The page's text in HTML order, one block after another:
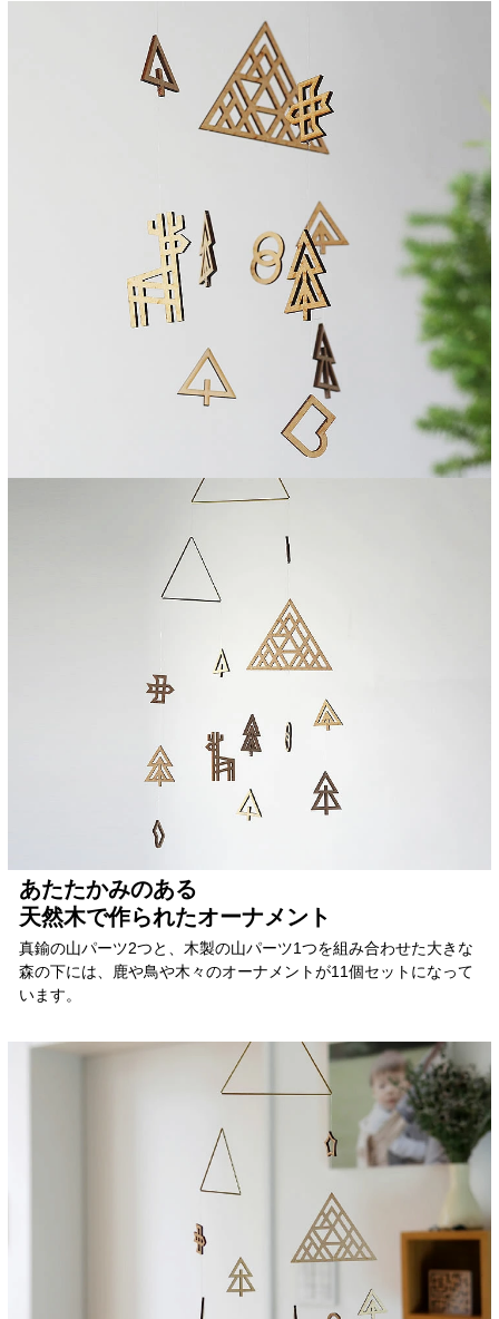
あたたかみのある
天然木で作られたオーナメント
真鍮の山パーツ2つと、木製の山パーツ1つを組み合わせた大きな
森の下には、鹿や鳥や木々のオーナメントが11個セットになって
います。